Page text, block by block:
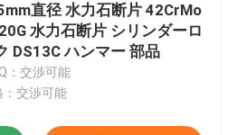
直径 水力石断片 42CrMo
水力石断片 シリンダーロ
DS13C ハンマー 部品
：交渉可能
：交渉可能